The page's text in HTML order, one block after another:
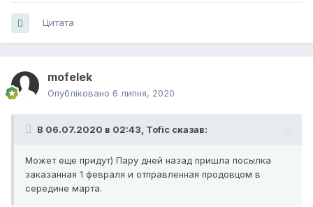
Цитата
mofelek
Опубліковано 6 липня, 2020
В 06.07.2020 в 02:43, Tofic сказав:
Может еще придут) Пару дней назад пришла посылка
заказанная 1 февраля и отправленная продовцом в
середине марта.